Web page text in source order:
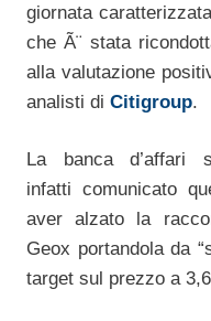
giornata
che Ã¨ stata
alla valutazione
analisti di Citigroup.
La banca d’affari
infatti comunicato
aver alzato la
Geox portandola da
target sul prezzo a